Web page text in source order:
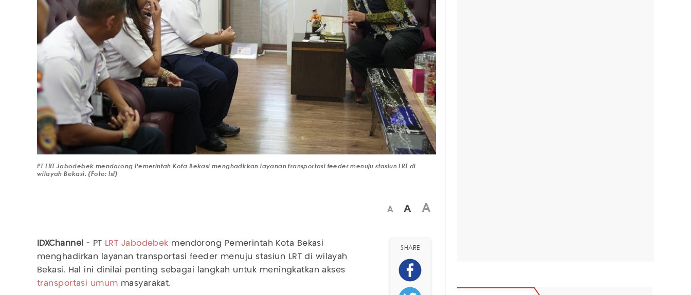
PT LRT Jabodebek mendorong Pemerintah Kota Bekasi menghadirkan layanan transportasi feeder menuju stasiun LRT di
wilayah Bekasi. (Foto: Ist)
A A A
IDXChannel - PT LRT Jabodebek mendorong Pemerintah Kota Bekasi
menghadirkan layanan transportasi feeder menuju stasiun LRT di wilayah
Bekasi. Hal ini dinilai penting sebagai langkah untuk meningkatkan akses
transportasi umum masyarakat.
SHARE